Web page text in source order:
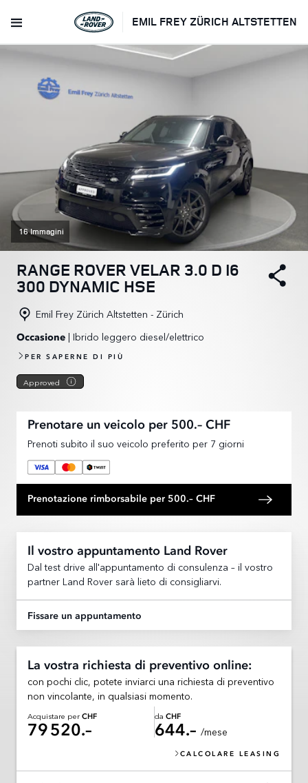
EMIL FREY ZÜRICH ALTSTETTEN
16 Immagini
RANGE ROVER VELAR 3.0 D I6
300 DYNAMIC HSE
Emil Frey Zürich Altstetten - Zürich
Occasione | Ibrido leggero diesel/elettrico
PER SAPERNE DI PIÙ
Approved
Prenotare un veicolo per 500.– CHF
Prenoti subito il suo veicolo preferito per 7 giorni
Prenotazione rimborsabile per 500.– CHF
Il vostro appuntamento Land Rover
Dal test drive all'appuntamento di consulenza – il vostro
partner Land Rover sarà lieto di consigliarvi.
Fissare un appuntamento
La vostra richiesta di preventivo online:
con pochi clic, potete inviarci una richiesta di preventivo
non vincolante, in qualsiasi momento.
Acquistare per CHF
79 520.–
da CHF
644.– /mese
CALCOLARE LEASING